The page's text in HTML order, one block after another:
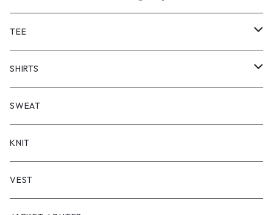
TEE
SHORT SLEEVE
LONG SLEEVE
SHIRTS
SHORT SLEEVE
LONG SLEEVE
SWEAT
KNIT
VEST